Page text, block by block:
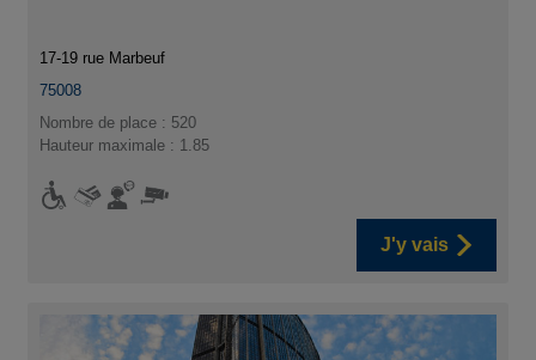
17-19 rue Marbeuf
75008
Nombre de place : 520
Hauteur maximale : 1.85
J'y vais